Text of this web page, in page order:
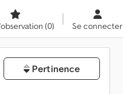
(0) Se connecter
Pertinence